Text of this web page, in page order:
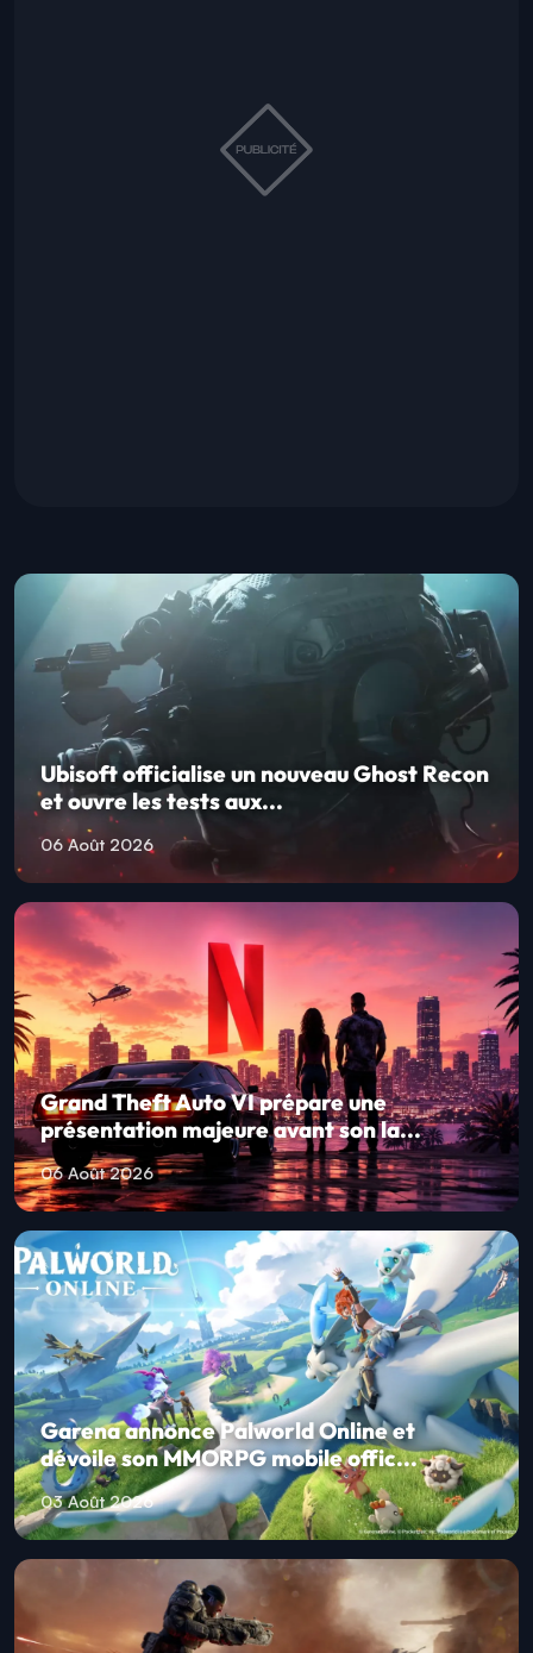
Ubisoft officialise un nouveau Ghost Recon
et ouvre les tests aux...
06 Août 2026
Grand Theft Auto VI prépare une
présentation majeure avant son la...
06 Août 2026
Garena annonce Palworld Online et
dévoile son MMORPG mobile offic...
03 Août 2026